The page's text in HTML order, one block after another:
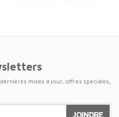
mises à jour, offres spéciales,
JOINDRE